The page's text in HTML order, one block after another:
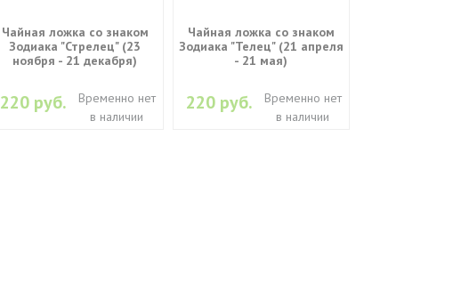
Чайная ложка со знаком
Зодиака "Стрелец" (23
ноября - 21 декабря)
220 руб.
Временно нет
в наличии
Чайная ложка со знаком
Зодиака "Телец" (21 апреля
- 21 мая)
220 руб.
Временно нет
в наличии